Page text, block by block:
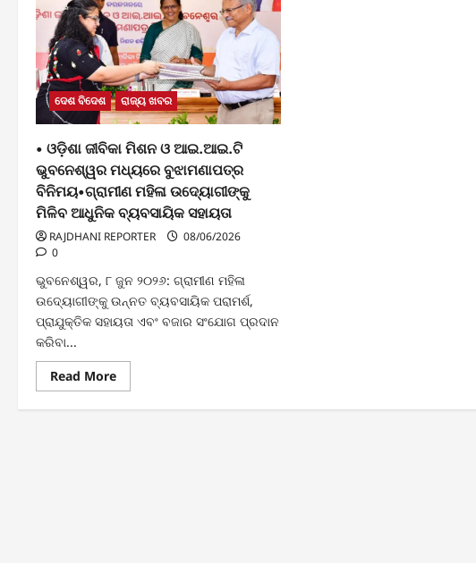
ଦେଶ ବିଦେଶ ରାଜ୍ୟ ଖବର
• ଓଡ଼ିଶା ଜୀବିକା ମିଶନ ଓ ଆଇ.ଆଇ.ଟି
ଭୁବନେଶ୍ୱର ମଧ୍ୟରେ ବୁଝାମଣାପତ୍ର
ବିନିମୟ•ଗ୍ରାମୀଣ ମହିଳା ଉଦ୍ୟୋଗୀଙ୍କୁ
ମିଳିବ ଆଧୁନିକ ବ୍ୟବସାୟିକ ସହାୟତା
RAJDHANI REPORTER
08/06/2026
0
ଭୁବନେଶ୍ୱର, ୮ ଜୁନ ୨୦୨୬: ଗ୍ରାମୀଣ ମହିଳା
ଉଦ୍ୟୋଗୀଙ୍କୁ ଉନ୍ନତ ବ୍ୟବସାୟିକ ପରାମର୍ଶ,
ପ୍ରାଯୁକ୍ତିକ ସହାୟତା ଏବଂ ବଜାର ସଂଯୋଗ ପ୍ରଦାନ
କରିବା...
Read MoreRead
more
•